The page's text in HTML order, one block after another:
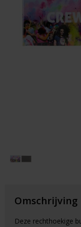
Outdoor & Vrije
Auto & Veiligheid
Omschrijving
Deze rechthoekige